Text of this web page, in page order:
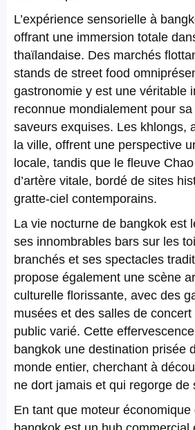
L’expérience sensorielle à
offrant une immersion totale
thaïlandaise. Des marchés
stands de street food
gastronomie y est une véritable
reconnue mondialement pour
saveurs exquises. Les khlongs,
la ville, offrent une perspective
locale, tandis que le fleuve
d’artère vitale, bordé de sites
gratte-ciel contemporains.
La vie nocturne de bangkok est
ses innombrables bars sur les
branchés et ses spectacles
propose également une scène
culturelle florissante, avec des
musées et des salles de
public varié. Cette
bangkok une destination prisée
monde entier, cherchant à
ne dort jamais et qui regorge de
En tant que moteur